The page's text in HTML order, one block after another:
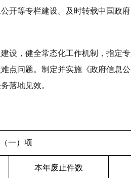
开等专栏建设。及时转载中国政
设，健全常态化工作机制，指定
点问题。制定并实施《政府信息
落地见效。
一）项
本年废止件数